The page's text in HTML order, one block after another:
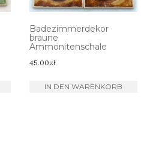
Badezimmerdekor
braune
Ammonitenschale
45.00zł
IN DEN WARENKORB